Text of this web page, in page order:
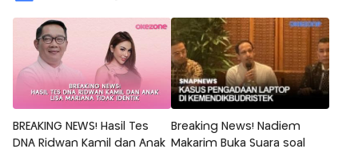
BREAKING NEWS! Hasil Tes
DNA Ridwan Kamil dan Anak
Breaking News! Nadiem
Makarim Buka Suara soal